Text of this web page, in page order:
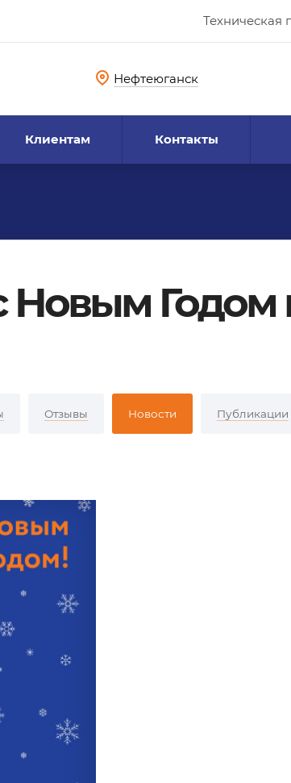
Техническая
Нефтеюганск
Клиентам Контакты
Новым Годом
Отзывы Новости Публикации